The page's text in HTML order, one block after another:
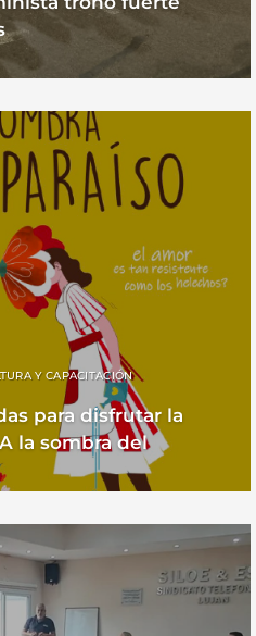
para disfrutar la
la sombra del
Y CAPACITACIÓN